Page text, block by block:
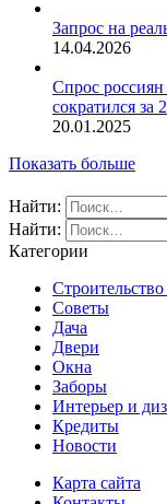
Запрос на
14.04.2026
Спрос
сократился за
20.01.2025
Показать больше
Найти:
Найти:
Категории
Советы
Дача
Двери
Окна
Заборы
Интерьер и
Кредиты
Новости
Карта сайта